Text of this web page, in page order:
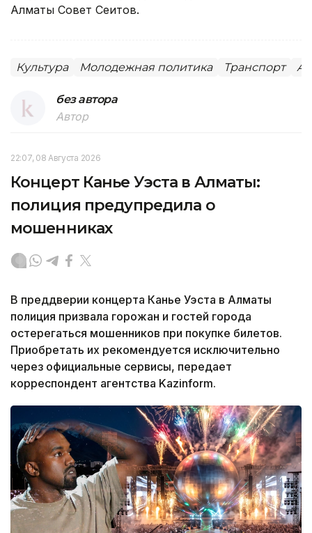
Алматы Совет Сеитов.
Культура Молодежная политика Транспорт
без автора
Автор
22:07, 08 Августа 2026
Концерт Канье Уэста в Алматы:
полиция предупредила о
мошенниках
В преддверии концерта Канье Уэста в Алматы
полиция призвала горожан и гостей города
остерегаться мошенников при покупке билетов.
Приобретать их рекомендуется исключительно
через официальные сервисы, передает
корреспондент агентства Kazinform.